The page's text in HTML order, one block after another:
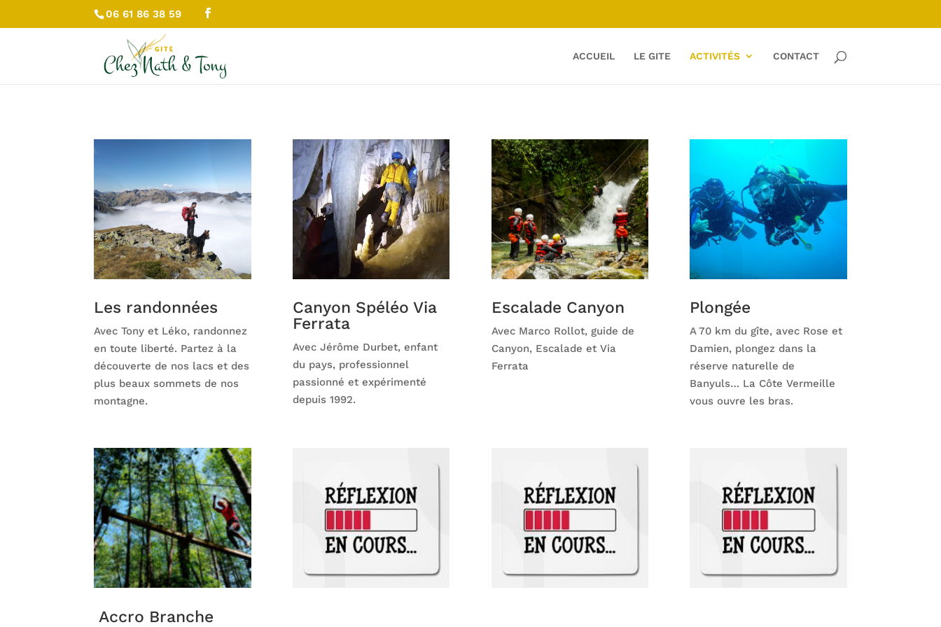
06 61 86 38 59
ACCUEIL LE GITE ACTIVITÉS CONTACT
Les randonnées
Avec Tony et Léko, randonnez
en toute liberté. Partez à la
découverte de nos lacs et des
plus beaux sommets de nos
montagne.
Canyon Spéléo Via
Ferrata
Avec Jérôme Durbet, enfant
du pays, professionnel
passionné et expérimenté
depuis 1992.
Escalade Canyon
Avec Marco Rollot, guide de
Canyon, Escalade et Via
Ferrata
Plongée
A 70 km du gîte, avec Rose et
Damien, plongez dans la
réserve naturelle de
Banyuls… La Côte Vermeille
vous ouvre les bras.
Accro Branche